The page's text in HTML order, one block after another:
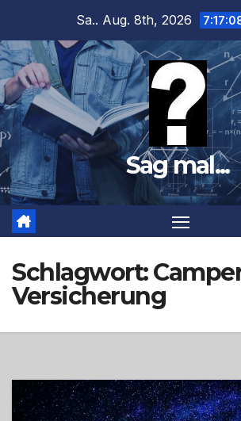
springen
Sa.. Aug. 8th, 2026
Sag mal...
Schlagwort:
Versicherung